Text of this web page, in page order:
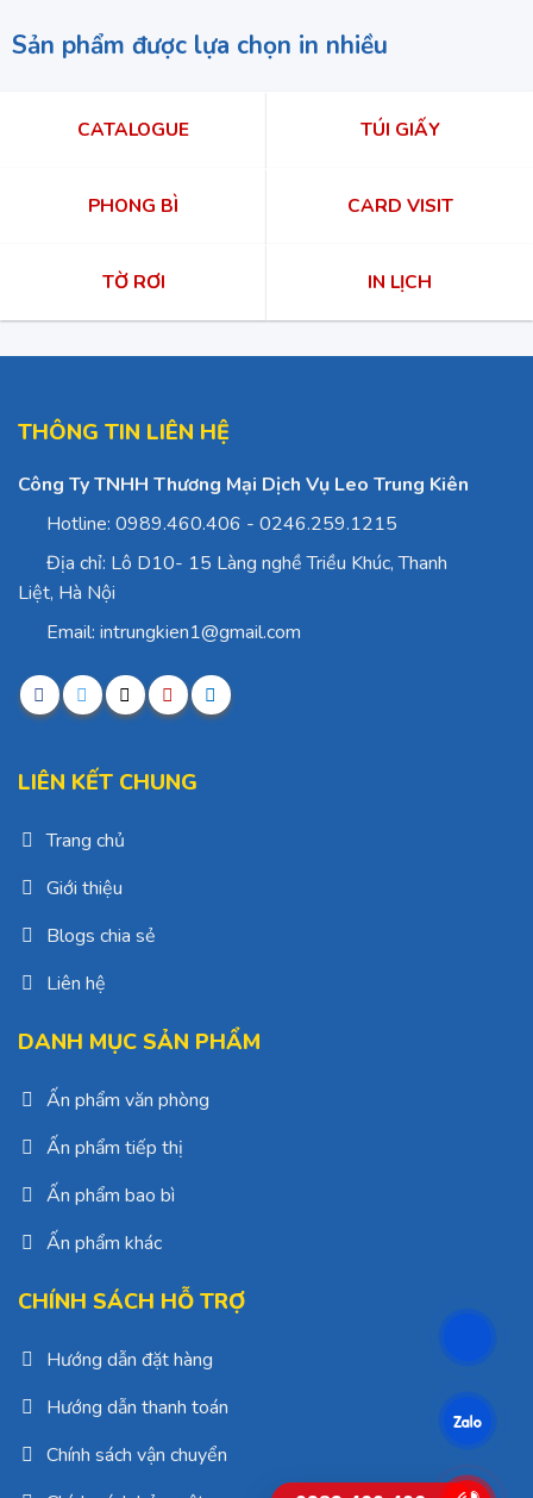
Sản phẩm được lựa chọn in nhiều
CATALOGUE TÚI GIẤY
PHONG BÌ CARD VISIT
TỜ RƠI IN LỊCH
THÔNG TIN LIÊN HỆ
Công Ty TNHH Thương Mại Dịch Vụ Leo Trung Kiên
Hotline: 0989.460.406 - 0246.259.1215
Địa chỉ: Lô D10- 15 Làng nghề Triều Khúc, Thanh
Liệt, Hà Nội
Email: intrungkien1@gmail.com
LIÊN KẾT CHUNG
Trang chủ
Giới thiệu
Blogs chia sẻ
Liên hệ
DANH MỤC SẢN PHẨM
Ấn phẩm văn phòng
Ấn phẩm tiếp thị
Ấn phẩm bao bì
Ấn phẩm khác
CHÍNH SÁCH HỖ TRỢ
Hướng dẫn đặt hàng
Hướng dẫn thanh toán
Chính sách vận chuyển